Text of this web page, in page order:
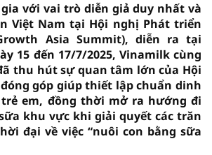
với vai trò diễn giả duy nhất và
Việt Nam tại Hội nghị Phát triển
Asia Summit), diễn ra tại
15 đến 17/7/2025, Vinamilk cùng
thu hút sự quan tâm lớn của Hội
góp giúp thiết lập chuẩn dinh
em, đồng thời mở ra hướng đi
khu vực khi giải quyết các trăn
đại về việc “nuôi con bằng sữa